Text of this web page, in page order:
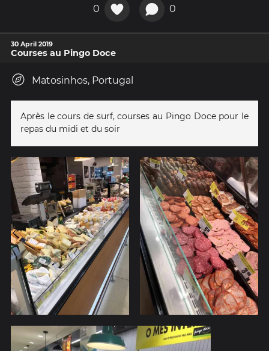
0 0
30 April 2019
Courses au Pingo Doce
Matosinhos, Portugal
Après le cours de surf, courses au Pingo Doce pour le
repas du midi et du soir